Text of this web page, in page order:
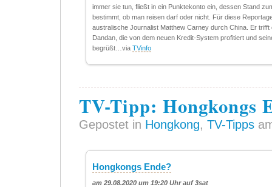
immer sie tun, fließt in ein Punktekonto ein, dessen Stand
bestimmt, ob man reisen darf oder nicht. Für diese
australische Journalist Matthew Carney durch China. Er trifft
Dandan, die von dem neuen Kredit-System profitiert und
begrüßt…via TVinfo
TV-Tipp: Hongkongs
Gepostet in Hongkong, TV-Tipps
Hongkongs Ende?
am 29.08.2020 um 19:20 Uhr auf 3sat